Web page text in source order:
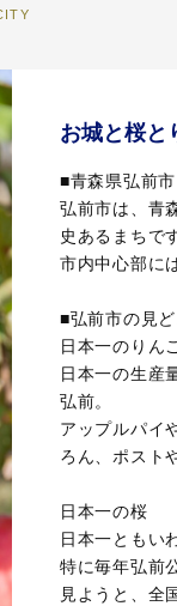
お城と桜と
■青森県弘前市
弘前市は、青
史あるまちで
市内中心部に
■弘前市の見ど
日本一のりん
日本一の生産
弘前。
アップルパイ
ろん、ポスト
日本一の桜
日本一ともい
特に毎年弘前
見ようと、全